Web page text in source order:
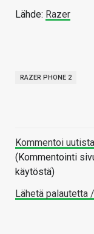
Lähde: Razer
RAZER PHONE 2
Kommentoi
(Kommentointi
käytöstä)
Lähetä